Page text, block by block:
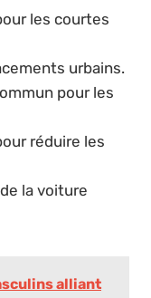
les courtes
urbains.
pour les
réduire les
la voiture
alliant